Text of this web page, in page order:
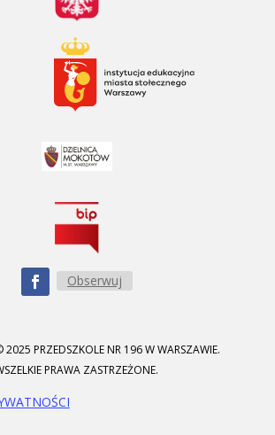
Obserwuj
2025 PRZEDSZKOLE NR 196 W WARSZAWIE.
PRAWA ZASTRZEŻONE.